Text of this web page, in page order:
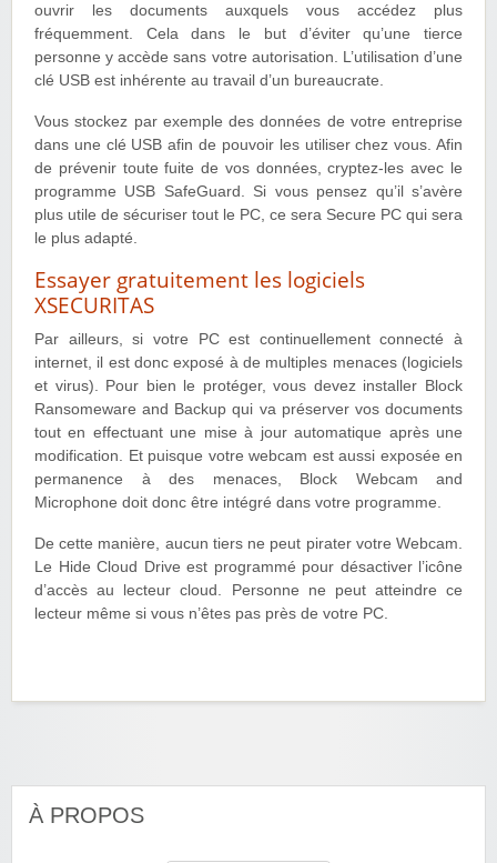
ouvrir les documents auxquels vous accédez plus
fréquemment. Cela dans le but d’éviter qu’une tierce
personne y accède sans votre autorisation. L’utilisation d’une
clé USB est inhérente au travail d’un bureaucrate.
Vous stockez par exemple des données de votre entreprise
dans une clé USB afin de pouvoir les utiliser chez vous. Afin
de prévenir toute fuite de vos données, cryptez-les avec le
programme USB SafeGuard. Si vous pensez qu’il s’avère
plus utile de sécuriser tout le PC, ce sera Secure PC qui sera
le plus adapté.
Essayer gratuitement les logiciels
XSECURITAS
Par ailleurs, si votre PC est continuellement connecté à
internet, il est donc exposé à de multiples menaces (logiciels
et virus). Pour bien le protéger, vous devez installer Block
Ransomeware and Backup qui va préserver vos documents
tout en effectuant une mise à jour automatique après une
modification. Et puisque votre webcam est aussi exposée en
permanence à des menaces, Block Webcam and
Microphone doit donc être intégré dans votre programme.
De cette manière, aucun tiers ne peut pirater votre Webcam.
Le Hide Cloud Drive est programmé pour désactiver l’icône
d’accès au lecteur cloud. Personne ne peut atteindre ce
lecteur même si vous n’êtes pas près de votre PC.
À PROPOS